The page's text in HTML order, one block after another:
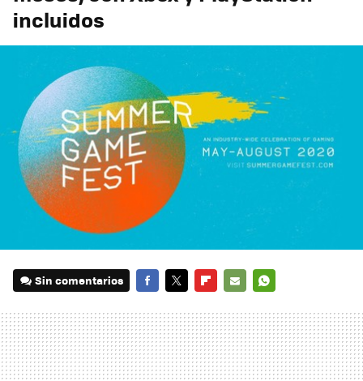
incluidos
Sin comentarios
MAIL